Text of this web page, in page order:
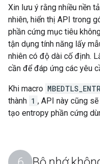
Xin lưu ý rằng nhiều nền
nhiên, hiển thị API trong
phần cứng mục tiêu
tận dụng tính năng lấy
nhiên có độ dài cố định.
cần để đáp ứng các yêu
Khi macro
thành 1 , API này cũng
tạo entropy phần cứng